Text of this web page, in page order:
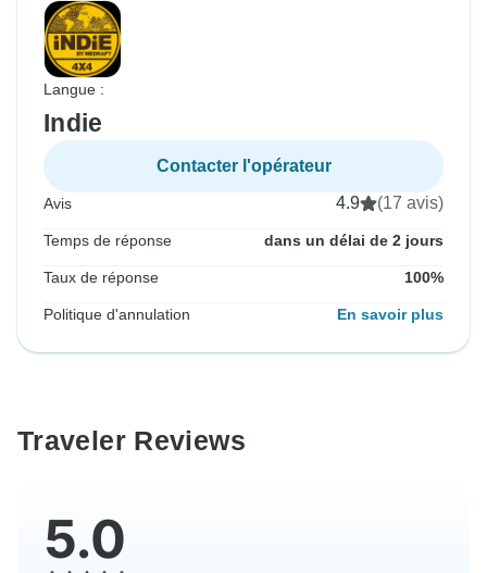
Langue :
Indie
Contacter l'opérateur
Avis 4.9 (17 avis)
Temps de réponse dans un délai de 2 jours
Taux de réponse 100%
Politique d'annulation En savoir plus
Traveler Reviews
5.0